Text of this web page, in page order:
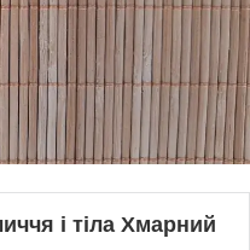
і тіла Хмарний